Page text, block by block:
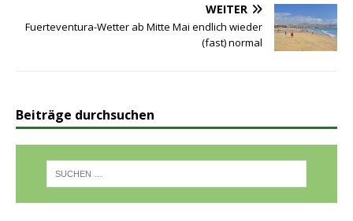
WEITER
Fuerteventura-Wetter ab Mitte Mai endlich wieder
(fast) normal
Beiträge durchsuchen